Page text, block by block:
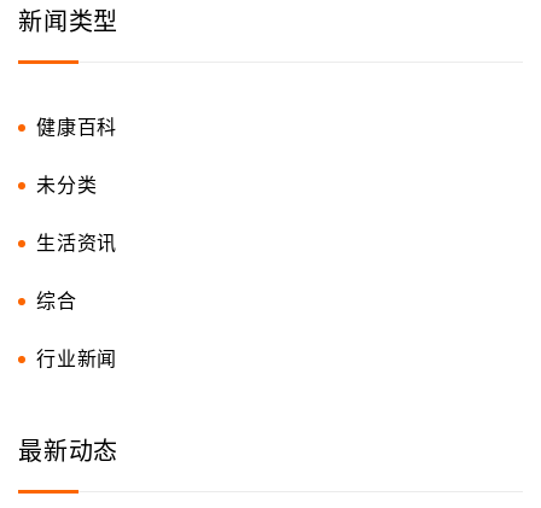
新闻类型
健康百科
未分类
生活资讯
综合
行业新闻
最新动态